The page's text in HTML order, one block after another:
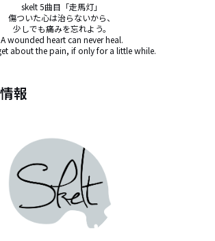
skelt 5曲目「走馬灯」
傷ついた心は治らないから、
少しでも痛みを忘れよう。
A wounded heart can never heal.
about the pain, if only for a little while.
報